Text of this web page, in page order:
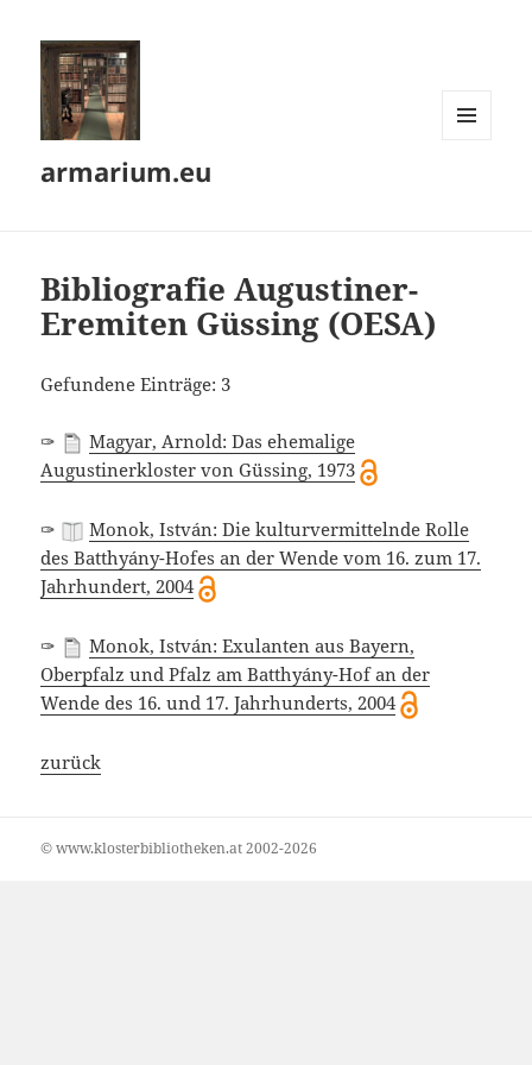
armarium.eu
Bibliografie Augustiner-
Eremiten Güssing (OESA)
Gefundene Einträge: 3
✑
Magyar, Arnold: Das ehemalige
Augustinerkloster von Güssing, 1973
✑
Monok, István: Die kulturvermittelnde Rolle
des Batthyány-Hofes an der Wende vom 16. zum 17.
Jahrhundert, 2004
✑
Monok, István: Exulanten aus Bayern,
Oberpfalz und Pfalz am Batthyány-Hof an der
Wende des 16. und 17. Jahrhunderts, 2004
zurück
© www.klosterbibliotheken.at 2002-2026